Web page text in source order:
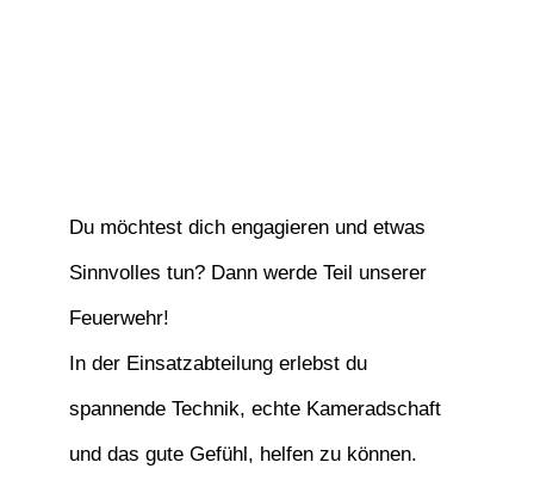
Du möchtest dich engagieren und etwas
Sinnvolles tun? Dann werde Teil unserer
Feuerwehr!
In der Einsatzabteilung erlebst du
spannende Technik, echte Kameradschaft
und das gute Gefühl, helfen zu können.